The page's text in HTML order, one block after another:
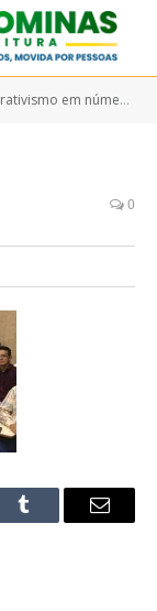
em números
0
Tumblr Email